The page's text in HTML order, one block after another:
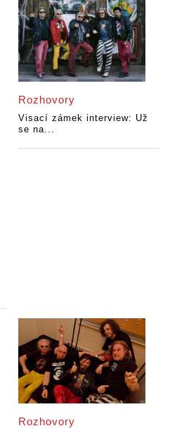
Rozhovory
Visací zámek interview: Už
se na...
Rozhovory